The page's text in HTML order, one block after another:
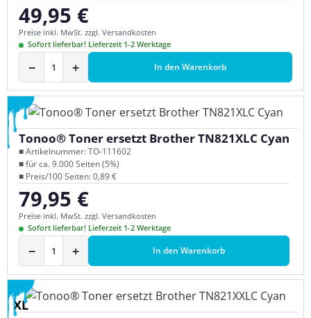
Regulärer Preis:
49,95 €
Preise inkl. MwSt. zzgl. Versandkosten
Sofort lieferbar! Lieferzeit 1-2 Werktage
− + In den Warenkorb
Tonoo® Toner ersetzt Brother TN821XLC Cyan
■ Artikelnummer: TO-111602
■ für ca. 9.000 Seiten (5%)
■ Preis/100 Seiten: 0,89 €
Regulärer Preis:
79,95 €
Preise inkl. MwSt. zzgl. Versandkosten
Sofort lieferbar! Lieferzeit 1-2 Werktage
− + In den Warenkorb
XL